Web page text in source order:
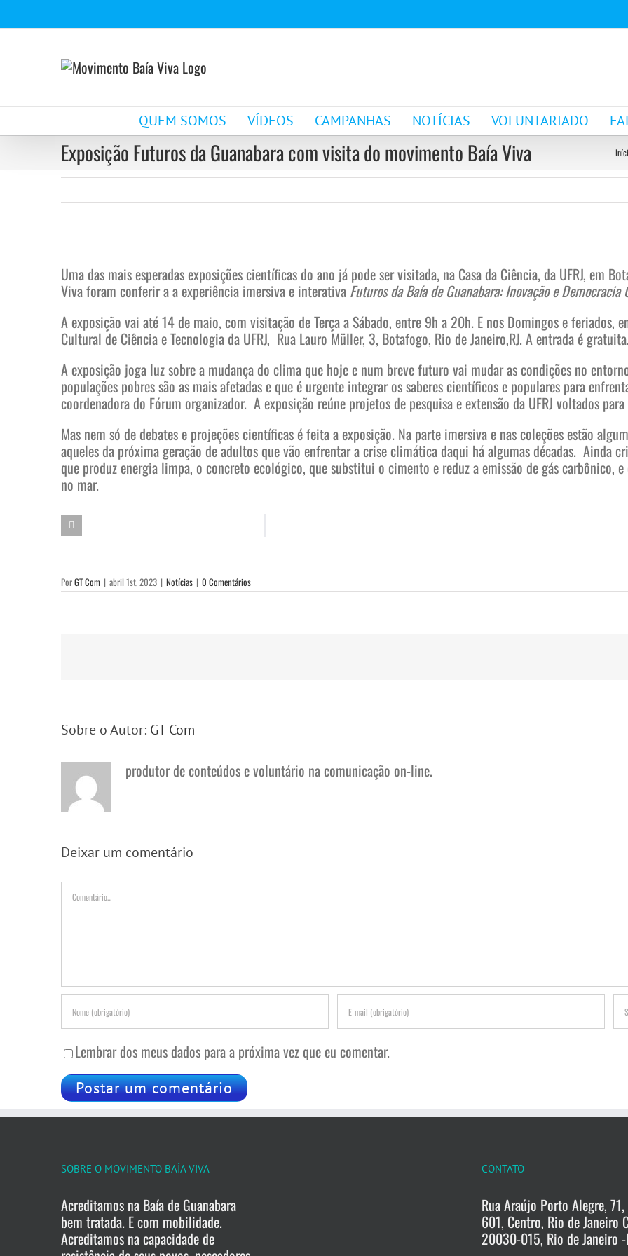
para
QUEM SOMOS VÍDEOS CAMPANHAS NOTÍCIAS VOLUNTARIADO
Exposição Futuros da Guanabara com visita do movimento Baía Viva
Larger
Image
Uma das mais esperadas exposições científicas do ano já pode ser visitada, na Casa da Ciência, da UFRJ, em
Viva foram conferir a a experiência imersiva e interativa Futuros da Baía de Guanabara: Inovação e
A exposição vai até 14 de maio, com visitação de Terça a Sábado, entre 9h a 20h. E nos Domingos e feriados,
Cultural de Ciência e Tecnologia da UFRJ, Rua Lauro Müller, 3, Botafogo, Rio de Janeiro,RJ. A entrada é gratuita.
A exposição joga luz sobre a mudança do clima que hoje e num breve futuro vai mudar as condições no
populações pobres são as mais afetadas e que é urgente integrar os saberes científicos e populares para
coordenadora do Fórum organizador. A exposição reúne projetos de pesquisa e extensão da UFRJ voltados
Mas nem só de debates e projeções científicas é feita a exposição. Na parte imersiva e nas coleções estão
aqueles da próxima geração de adultos que vão enfrentar a crise climática daqui há algumas décadas. Ainda
que produz energia limpa, o concreto ecológico, que substitui o cimento e reduz a emissão de gás carbônico,
no mar.
PorGT Com | abril 1st, 2023 | Notícias | 0 Comentários
Sobre o Autor: GT Com
produtor de conteúdos e voluntário na comunicação on-line.
Deixar um comentário
Comentário
Lembrar dos meus dados para a próxima vez que eu comentar.
SOBRE O MOVIMENTO BAÍA VIVA
Acreditamos na Baía de Guanabara
bem tratada. E com mobilidade.
Acreditamos na capacidade de
CONTATO
Rua Araújo Porto Alegre,
601, Centro, Rio de Janeiro
20030-015, Rio de Janeiro